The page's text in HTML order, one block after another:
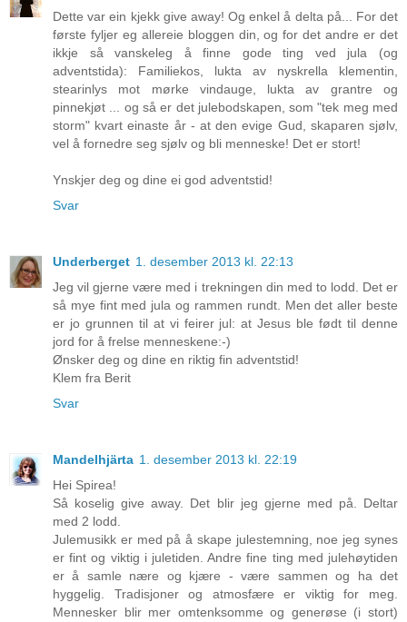
Dette var ein kjekk give away! Og enkel å delta på... For det
første fyljer eg allereie bloggen din, og for det andre er det
ikkje så vanskeleg å finne gode ting ved jula (og
adventstida): Familiekos, lukta av nyskrella klementin,
stearinlys mot mørke vindauge, lukta av grantre og
pinnekjøt ... og så er det julebodskapen, som "tek meg med
storm" kvart einaste år - at den evige Gud, skaparen sjølv,
vel å fornedre seg sjølv og bli menneske! Det er stort!
Ynskjer deg og dine ei god adventstid!
Svar
Underberget 1. desember 2013 kl. 22:13
Jeg vil gjerne være med i trekningen din med to lodd. Det er
så mye fint med jula og rammen rundt. Men det aller beste
er jo grunnen til at vi feirer jul: at Jesus ble født til denne
jord for å frelse menneskene:-)
Ønsker deg og dine en riktig fin adventstid!
Klem fra Berit
Svar
Mandelhjärta 1. desember 2013 kl. 22:19
Hei Spirea!
Så koselig give away. Det blir jeg gjerne med på. Deltar
med 2 lodd.
Julemusikk er med på å skape julestemning, noe jeg synes
er fint og viktig i juletiden. Andre fine ting med julehøytiden
er å samle nære og kjære - være sammen og ha det
hyggelig. Tradisjoner og atmosfære er viktig for meg.
Mennesker blir mer omtenksomme og generøse (i stort)